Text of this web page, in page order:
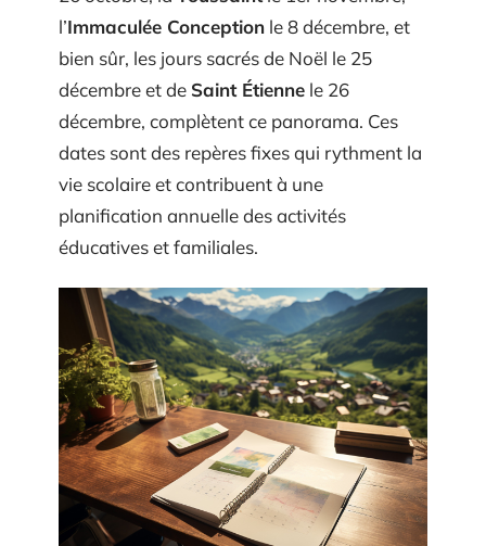
l’Immaculée Conception le 8 décembre, et
bien sûr, les jours sacrés de Noël le 25
décembre et de Saint Étienne le 26
décembre, complètent ce panorama. Ces
dates sont des repères fixes qui rythment la
vie scolaire et contribuent à une
planification annuelle des activités
éducatives et familiales.